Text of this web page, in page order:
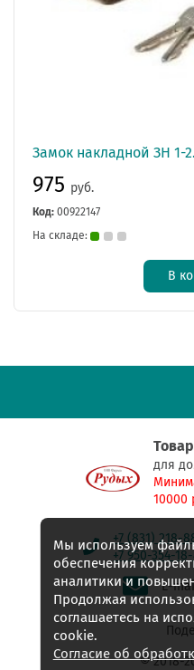
Замок накладной ЗН 1-
975 руб.
Код: 00922147
На складе:
В
для
10000
+7 (831) 218-
+7 950-354-
E-
© 2018-
Мы используем
обеспечения
аналитики и
Продолжая
соглашаетесь на
cookie.
Согласие об